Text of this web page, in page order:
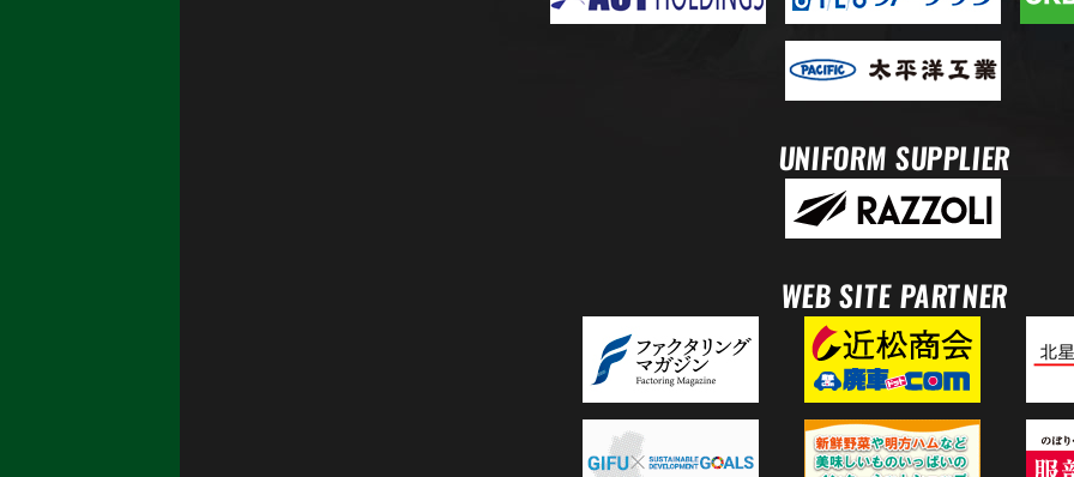
UNIFORM SUPPLIER
WEB SITE PARTNER